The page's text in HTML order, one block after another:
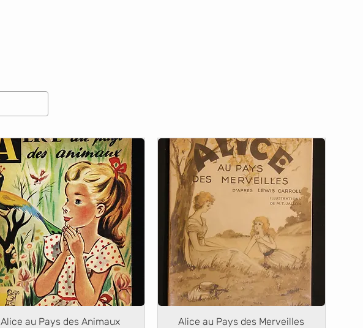
Alice au Pays des Animaux Alice au Pays des Merveilles